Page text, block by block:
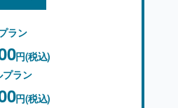
ラン
円(税込)
プラン
円(税込)